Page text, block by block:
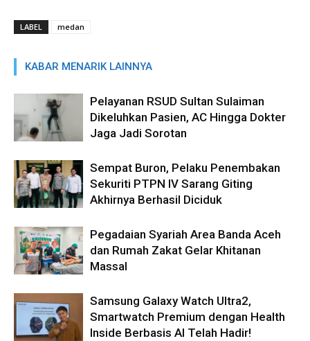
LABEL medan
KABAR MENARIK LAINNYA
Pelayanan RSUD Sultan Sulaiman
Dikeluhkan Pasien, AC Hingga Dokter
Jaga Jadi Sorotan
Sempat Buron, Pelaku Penembakan
Sekuriti PTPN IV Sarang Giting
Akhirnya Berhasil Diciduk
Pegadaian Syariah Area Banda Aceh
dan Rumah Zakat Gelar Khitanan
Massal
Samsung Galaxy Watch Ultra2,
Smartwatch Premium dengan Health
Inside Berbasis AI Telah Hadir!